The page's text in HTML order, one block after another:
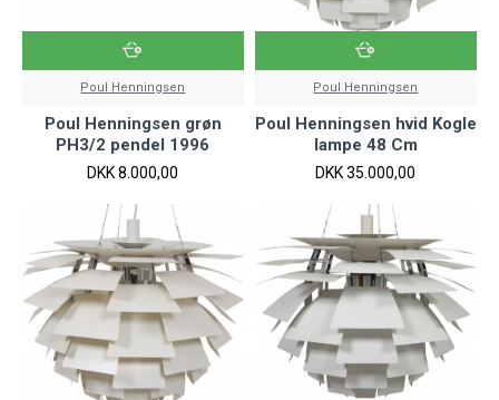
Poul Henningsen
Poul Henningsen grøn
PH3/2 pendel 1996
DKK 8.000,00
Poul Henningsen
Poul Henningsen hvid Kogle
lampe 48 Cm
DKK 35.000,00